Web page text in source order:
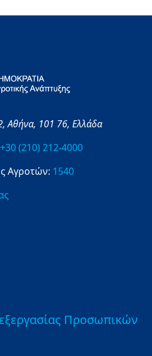
Αθήνα, 101 76, Ελλάδα
+30 (210) 212-4000
Αγροτών: 1540
Προσωπικών